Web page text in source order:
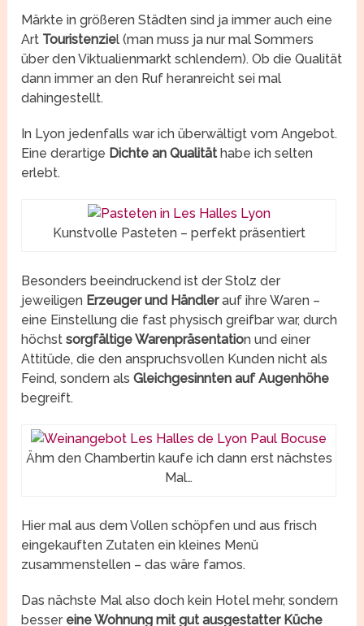
Märkte in größeren Städten sind ja immer auch eine
Art Touristenziel (man muss ja nur mal Sommers
über den Viktualienmarkt schlendern). Ob die Qualität
dann immer an den Ruf heranreicht sei mal
dahingestellt.
In Lyon jedenfalls war ich überwältigt vom Angebot.
Eine derartige Dichte an Qualitäthabe ich selten
erlebt.
Kunstvolle Pasteten – perfekt präsentiert
Besonders beeindruckend ist der Stolz der
jeweiligen Erzeuger und Händlerauf ihre Waren –
eine Einstellung die fast physisch greifbar war, durch
höchstsorgfältige Warenpräsentation und einer
Attitüde, die den anspruchsvollen Kunden nicht als
Feind, sondern alsGleichgesinnten auf Augenhöhe
begreift.
Ähm den Chambertin kaufe ich dann erst nächstes
Mal…
Hier mal aus dem Vollen schöpfen und aus frisch
eingekauften Zutaten ein kleines Menü
zusammenstellen – das wäre famos.
Das nächste Mal also doch kein Hotel mehr, sondern
besser eine Wohnung mit gut ausgestatter Küche